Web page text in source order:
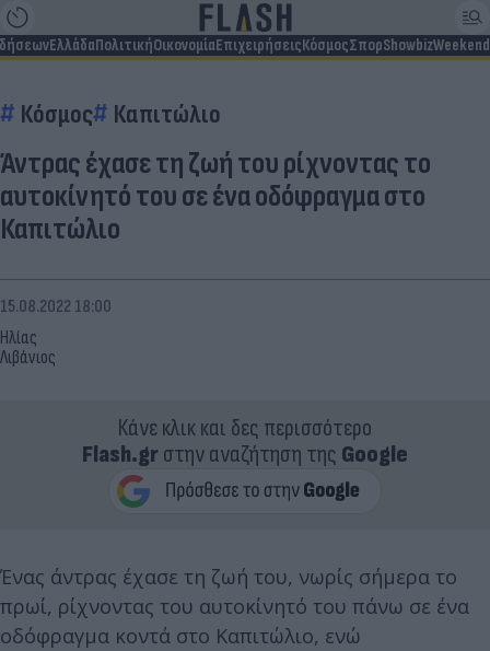
ΕλλάδαΠολιτικήΟικονομίαΕπιχειρήσειςΚόσμοςΣπορShowbizWeekend
Κόσμος Καπιτώλιο
Άντρας έχασε τη ζωή του ρίχνοντας το
αυτοκίνητό του σε ένα οδόφραγμα στο
Καπιτώλιο
Ηλίας
Λιβάνιος
15.08.2022 18:00
Κάνε κλικ και δες περισσότερο
Flash.grστην αναζήτηση της Google
Ένας άντρας έχασε τη ζωή του, νωρίς σήμερα το
πρωί, ρίχνοντας του αυτοκίνητό του πάνω σε ένα
οδόφραγμα κοντά στο Καπιτώλιο, ενώ